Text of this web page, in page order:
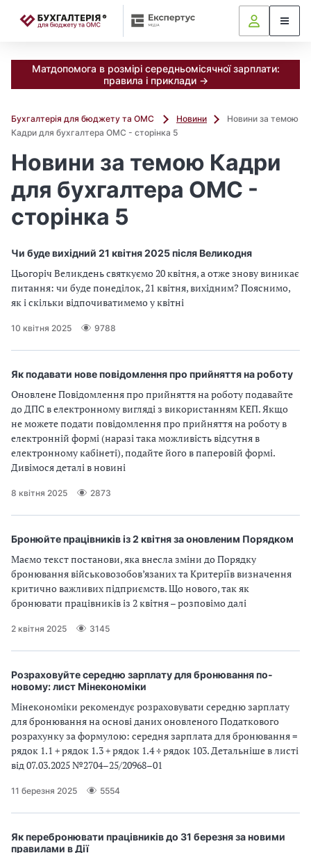
Матдопомога в розмірі середньомісячної зарплати:
правила і приклади →
Бухгалтерія для бюджету та ОМС Новини
Новини за темою
Кадри для бухгалтера ОМС - сторінка 5
Новини за темою Кадри
для бухгалтера ОМС -
сторінка 5
Чи буде вихідний 21 квітня 2025 після Великодня
Цьогоріч Великдень святкуємо 20 квітня, а отже знову виникає
питання: чи буде понеділок, 21 квітня, вихідним? Пояснимо,
як і скільки відпочиватимемо у квітні
10 квітня 2025 9788
Як подавати нове повідомлення про прийняття на роботу
Оновлене Повідомлення про прийняття на роботу подавайте
до ДПС в електронному вигляді з використанням КЕП. Якщо
не можете подати повідомлення про прийняття на роботу в
електронній формі (наразі така можливість відсутня в
електронному кабінеті), подайте його в паперовій формі.
Дивімося деталі в новині
8 квітня 2025 2873
Бронюйте працівників із 2 квітня за оновленим Порядком
Маємо текст постанови, яка внесла зміни до Порядку
бронювання військовозобов’язаних та Критеріїв визначення
критично важливих підприємств. Що нового, так як
бронювати працівників із 2 квітня – розповімо далі
2 квітня 2025 3145
Розраховуйте середню зарплату для бронювання по-
новому: лист Мінекономіки
Мінекономіки рекомендує розраховувати середню зарплату
для бронювання на основі даних оновленого Податкового
розрахунку за формулою: середня зарплата для бронювання =
рядок 1.1 + рядок 1.3 + рядок 1.4 ÷ рядок 103. Детальніше в листі
від 07.03.2025 №2704–25/20968–01
11 березня 2025 5554
Як перебронювати працівників до 31 березня за новими
правилами в Дії